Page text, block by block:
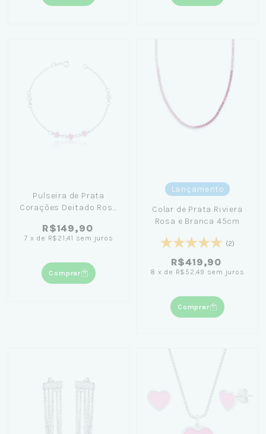
Pulseira de Prata
Corações Deitado Rosa
R$149,90
7 x de R$21,41 sem juros
Comprar
Lançamento
Colar de Prata Riviera
Rosa e Branca 45cm
(2)
R$419,90
8 x de R$52,49 sem juros
Comprar